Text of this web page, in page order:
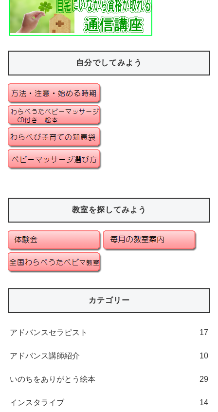
自分でしてみよう
教室を探してみよう
カテゴリー
アドバンスセラピスト 17
アドバンス講師紹介 10
いのちをありがとう絵本 29
インスタライブ 14